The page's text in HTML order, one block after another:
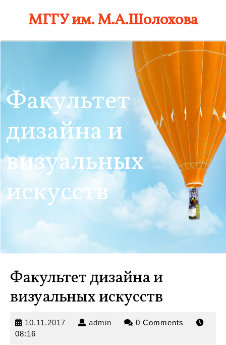
МГГУ им. М.А.Шолохова
Факультет
дизайна и
визуальных
искусств
Факультет дизайна и
визуальных искусств
10.11.2017 10.11.2017
admin admin 0 Comments
08:16